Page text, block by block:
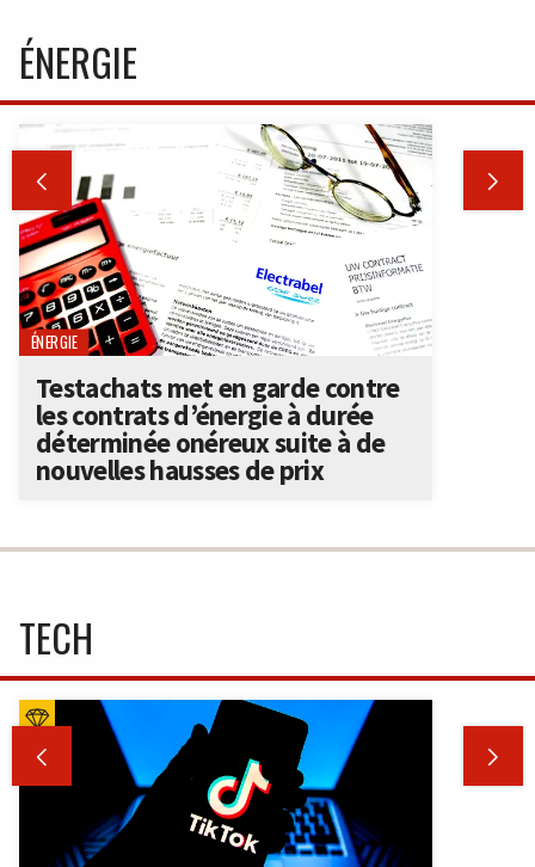
ÉNERGIE
 
ÉNERGIE
Testachats met en garde contre
les contrats d’énergie à durée
déterminée onéreux suite à de
nouvelles hausses de prix
TECH
 